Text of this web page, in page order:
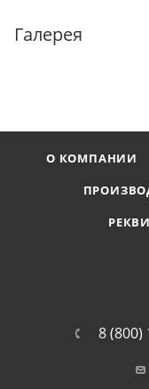
Галерея
О КОМПАНИИ
8 (800)